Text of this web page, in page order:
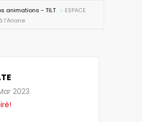
animations - TILT
ESPACE
l’Ariane
2023